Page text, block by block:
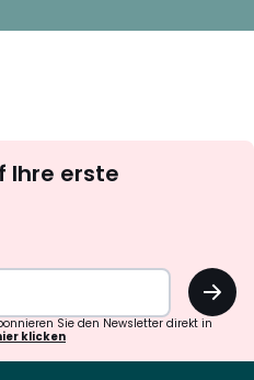
abonnieren
Ihre erste
OK
Sie den Newsletter direkt in
klicken